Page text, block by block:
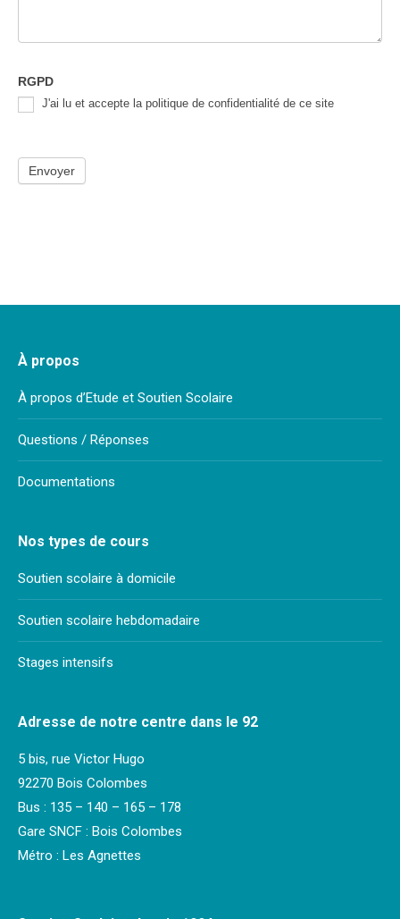
RGPD
J'ai lu et accepte la politique de confidentialité de ce site
Envoyer
À propos
À propos d’Etude et Soutien Scolaire
Questions / Réponses
Documentations
Nos types de cours
Soutien scolaire à domicile
Soutien scolaire hebdomadaire
Stages intensifs
Adresse de notre centre dans le 92
5 bis, rue Victor Hugo
92270 Bois Colombes
Bus : 135 – 140 – 165 – 178
Gare SNCF : Bois Colombes
Métro : Les Agnettes